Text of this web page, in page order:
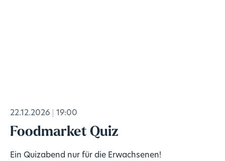
22.12.2026 19:00
Foodmarket Quiz
Ein Quizabend nur für die Erwachsenen!